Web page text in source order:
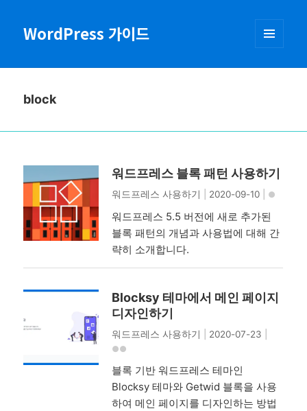
WordPress 가이드
block
워드프레스 블록 패턴 사용하기
워드프레스 사용하기 2020-09-10
워드프레스 5.5 버전에 새로 추가된
블록 패턴의 개념과 사용법에 대해 간
략히 소개합니다.
Blocksy 테마에서 메인 페이지
디자인하기
워드프레스 사용하기 2020-07-23
블록 기반 워드프레스 테마인
Blocksy 테마와 Getwid 블록을 사용
하여 메인 페이지를 디자인하는 방법